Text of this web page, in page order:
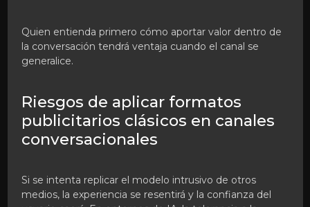
Quien entienda primero cómo aportar valor dentro de
la conversación tendrá ventaja cuando el canal se
generalice.
Riesgos de aplicar formatos
publicitarios clásicos en canales
conversacionales
Si se intenta replicar el modelo intrusivo de otros
medios, la experiencia se resentirá y la confianza del